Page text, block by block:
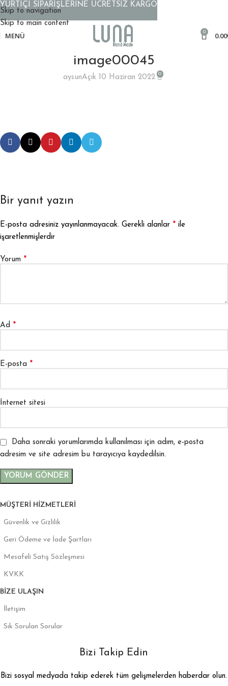
Skip to navigation
Skip to main content
MENÜ 0 0.00
image00045
aysunAçık 10 Haziran 2022 0
Bir yanıt yazın
E-posta adresiniz yayınlanmayacak. Gerekli alanlar * ile
işaretlenmişlerdir
Yorum *
Ad *
E-posta *
İnternet sitesi
Daha sonraki yorumlarımda kullanılması için adım, e-posta
adresim ve site adresim bu tarayıcıya kaydedilsin.
MÜŞTERI HIZMETLERI
Güvenlik ve Gizlilik
Geri Ödeme ve İade Şartları
Mesafeli Satış Sözleşmesi
KVKK
BIZE ULAŞIN
İletişim
Sık Sorulan Sorular
Bizi Takip Edin
Bizi sosyal medyada takip ederek tüm gelişmelerden haberdar olun.
YURTİÇİ SİPARİŞLERİNE ÜCRETSİZ KARGO